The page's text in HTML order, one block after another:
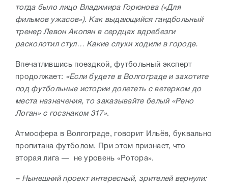
тогда было лицо Владимира Горюнова («Для
фильмов ужасов»). Как выдающийся гандбольный
тренер Левон Акопян в сердцах вдребезги
расколотил стул… Какие слухи ходили в городе.
Впечатлившись поездкой, футбольный эксперт
продолжает: «Если будете в Волгограде и захотите
под футбольные истории долететь с ветерком до
места назначения, то заказывайте белый «Рено
Логан» с госзнаком 317».
Атмосфера в Волгограде, говорит Ильёв, буквально
пропитана футболом. При этом признает, что
вторая лига — не уровень «Ротора».
– Нынешний проект интересный, зрителей вернули: